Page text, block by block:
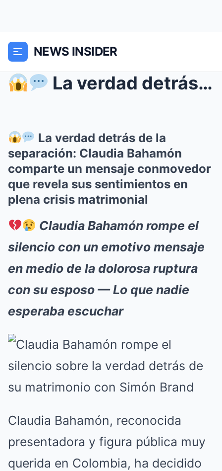
NEWS INSIDER
La verdad detrás de la separación: Claudia Baha...
La verdad detrás de la
separación: Claudia Bahamón
comparte un mensaje conmovedor
que revela sus sentimientos en
plena crisis matrimonial
Claudia Bahamón rompe el
silencio con un emotivo mensaje
en medio de la dolorosa ruptura
con su esposo — Lo que nadie
esperaba escuchar
Claudia Bahamón, reconocida
presentadora y figura pública muy
querida en Colombia, ha decidido